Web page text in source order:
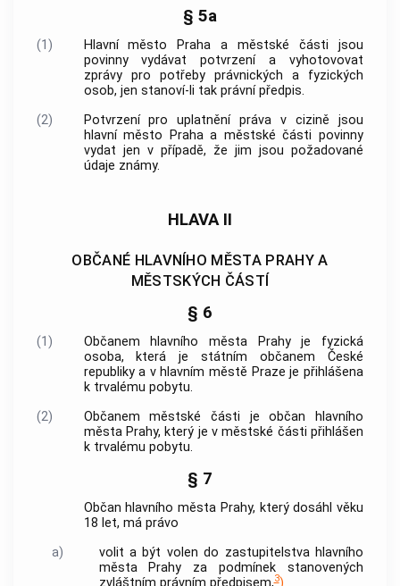
§ 5a
(1) Hlavní město Praha a městské části jsou
povinny vydávat potvrzení a vyhotovovat
zprávy pro potřeby právnických a fyzických
osob, jen stanoví-li tak právní předpis.
(2)
Potvrzení pro uplatnění práva v cizině jsou
hlavní město Prahaa městské části povinny
vydat jen v případě, že jim jsou požadované
údaje známy.
HLAVA II
OBČANÉ HLAVNÍHO MĚSTA PRAHY A
MĚSTSKÝCH ČÁSTÍ
§ 6
(1) Občanem hlavního města Prahyje fyzická
osoba, která je státním občanem České
republiky a v hlavním městě Praze je přihlášena
k trvalému pobytu.
(2)
Občanem městské části je občan
hlavního
města Prahy, který je v městské části přihlášen
k trvalému pobytu.
§ 7
Občan hlavního města Prahy, který dosáhl věku
18 let, má právo
a)
volit a být volen do zastupitelstva hlavního
města Prahy za podmínek stanovených
zvláštním právním předpisem,3)